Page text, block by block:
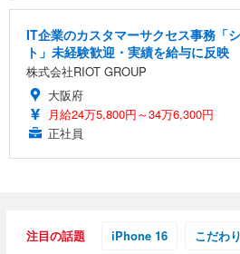
IT企業のカスタマーサクセス事務「
ト」未経験歓迎・実績を給与に反映
株式会社RIOT GROUP
大阪府
月給24万5,800円～34万6,300円
正社員
注目の話題 iPhone 16 こだわ